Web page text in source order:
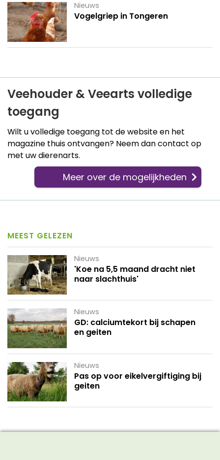
Nieuws
Vogelgriep in Tongeren
Veehouder & Veearts volledige
toegang
Wilt u volledige toegang tot de website en het
magazine thuis ontvangen? Neem dan contact op
met uw dierenarts.
Meer over de mogelijkheden
MEEST GELEZEN
Nieuws
'Koe na 5,5 maand dracht niet
naar slachthuis'
Nieuws
GD: calciumtekort bij schapen
en geiten
Nieuws
Pas op voor eikelvergiftiging bij
geiten